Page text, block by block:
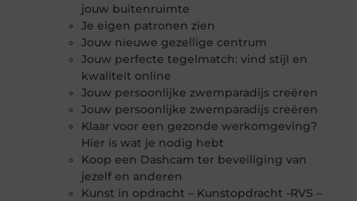
jouw buitenruimte
Je eigen patronen zien
Jouw nieuwe gezellige centrum
Jouw perfecte tegelmatch: vind stijl en
kwaliteit online
Jouw persoonlijke zwemparadijs creëren
Jouw persoonlijke zwemparadijs creëren
Klaar voor een gezonde werkomgeving?
Hier is wat je nodig hebt
Koop een Dashcam ter beveiliging van
jezelf en anderen
Kunst in opdracht – Kunstopdracht -RVS –